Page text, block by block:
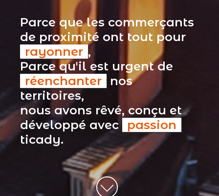
Parce que les commerçants
de proximité ont tout pour
rayonner ,
Parce qu'il est urgent de
réenchanter
nos
territoires,
nous avons rêvé, conçu et
développé avec passion
ticady.